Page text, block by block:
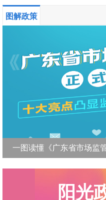
图解政策
一图读懂《广东省市场监
阳光